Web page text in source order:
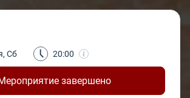
завершено
Сб 20:00